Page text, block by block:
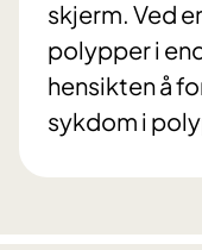
skjerm. Ved
polypper i
hensikten å
sykdom i